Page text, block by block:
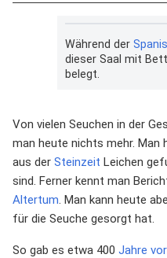
Während der
dieser Saal mit
belegt.
Von vielen Seuchen in der
man heute nichts mehr. Man
aus der Steinzeit Leichen
sind. Ferner kennt man
Altertum. Man kann heute
für die Seuche gesorgt hat.
So gab es etwa 400 Jahre